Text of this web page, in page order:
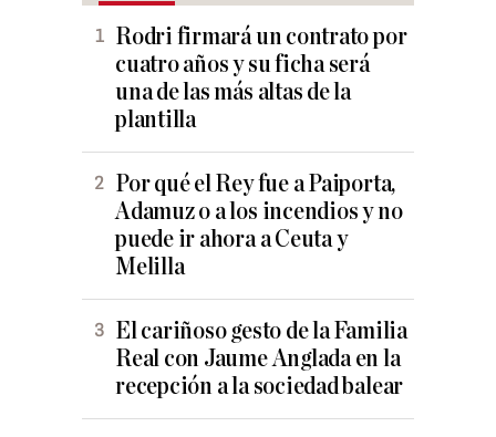
Rodri firmará un contrato por
cuatro años y su ficha será
una de las más altas de la
plantilla
Por qué el Rey fue a Paiporta,
Adamuz o a los incendios y no
puede ir ahora a Ceuta y
Melilla
El cariñoso gesto de la Familia
Real con Jaume Anglada en la
recepción a la sociedad balear